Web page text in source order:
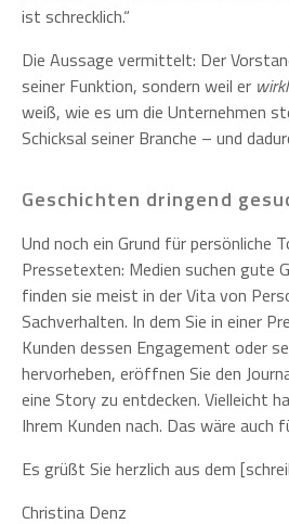
ist schrecklich.“
Die Aussage vermittelt: Der
seiner Funktion, sondern weil er
weiß, wie es um die Unternehmen
Schicksal seiner Branche – und
Geschichten dringend
Und noch ein Grund für persönliche
Pressetexten: Medien suchen gute
finden sie meist in der Vita von
Sachverhalten. In dem Sie in einer
Kunden dessen Engagement oder
hervorheben, eröffnen Sie den
eine Story zu entdecken. Vielleicht
Ihrem Kunden nach. Das wäre auch
Es grüßt Sie herzlich aus dem
Christina Denz